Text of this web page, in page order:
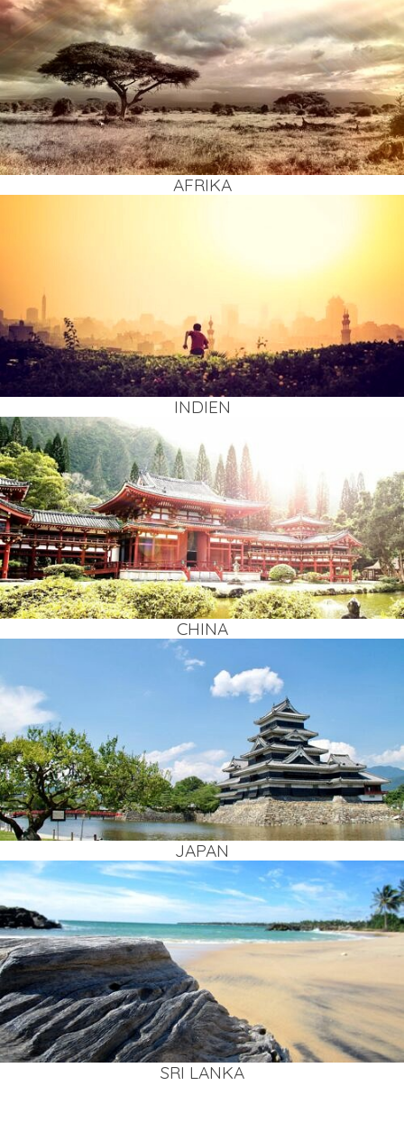
AFRI­KA
INDI­EN
CHI­NA
JAPAN
SRI LAN­KA